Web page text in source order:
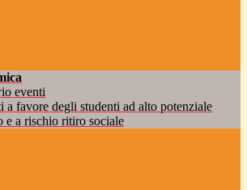
eventi
a favore degli studenti ad alto potenziale
e a rischio ritiro sociale